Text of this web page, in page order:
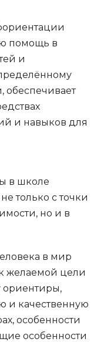
помощь в
и
обеспечивает
и навыков для
в школе
только с точки
но и в
в мир
желаемой цели
ориентиры,
и качественную
особенности
особенности